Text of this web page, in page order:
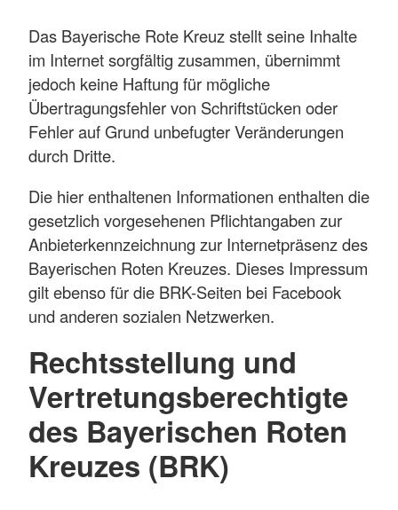
Das Bayerische Rote Kreuz stellt seine Inhalte
im Internet sorgfältig zusammen, übernimmt
jedoch keine Haftung für mögliche
Übertragungsfehler von Schriftstücken oder
Fehler auf Grund unbefugter Veränderungen
durch Dritte.
Die hier enthaltenen Informationen enthalten die
gesetzlich vorgesehenen Pflichtangaben zur
Anbieterkennzeichnung zur Internetpräsenz des
Bayerischen Roten Kreuzes. Dieses Impressum
gilt ebenso für die BRK-Seiten bei Facebook
und anderen sozialen Netzwerken.
Rechtsstellung und
Vertretungsberechtigte
des Bayerischen Roten
Kreuzes (BRK)